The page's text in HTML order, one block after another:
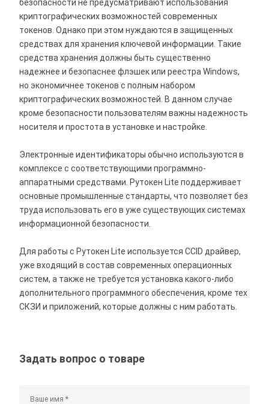
безопасности не предусматривают использования
криптографических возможностей современных
токенов. Однако при этом нуждаются в защищенных
средствах для хранения ключевой информации. Такие
средства хранения должны быть существенно
надежнее и безопаснее флэшек или реестра Windows,
но экономичнее токенов с полным набором
криптографических возможностей. В данном случае
кроме безопасности пользователям важны надежность
носителя и простота в установке и настройке.
Электронные идентификаторы обычно используются в
комплексе с соответствующими программно-
аппаратными средствами. Рутокен Lite поддерживает
основные промышленные стандарты, что позволяет без
труда использовать его в уже существующих системах
информационной безопасности.
Для работы с Рутокен Lite используется CCID драйвер,
уже входящий в состав современных операционных
систем, а также не требуется установка какого-либо
дополнительного программного обеспечения, кроме тех
СКЗИ и приложений, которые должны с ним работать.
Задать вопрос о товаре